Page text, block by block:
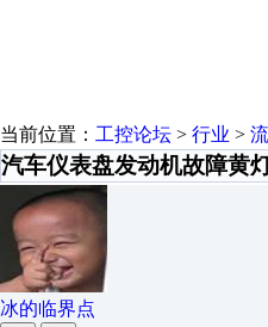
当前位置： 工控论坛 > 行业 >
汽车仪表盘发动机故障黄
冰的临界点